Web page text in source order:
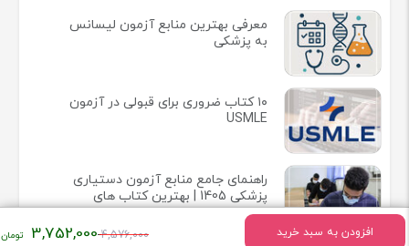
افزودن به سبد خرید 4,576,000قیمت
3,752,000
معرفی بهترین منابع آزمون لیسانس
به پزشکی
۱۰ کتاب ضروری برای قبولی در آزمون
USMLE
راهنمای جامع منابع آزمون دستیاری
پزشکی 1405 | بهترین کتاب های
آزمون رزیدنتی 2025